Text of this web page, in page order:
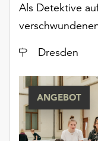
Als Detektive
Ort
Dresden
ANGEBOT